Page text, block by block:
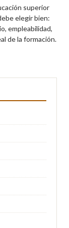
superior
elegir bien:
empleabilidad,
de la formación.